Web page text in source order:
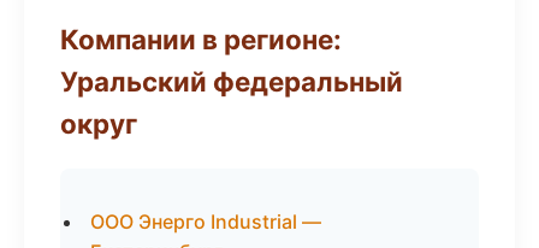
Компании в регионе:
Уральский федеральный
округ
ООО Энерго Industrial —